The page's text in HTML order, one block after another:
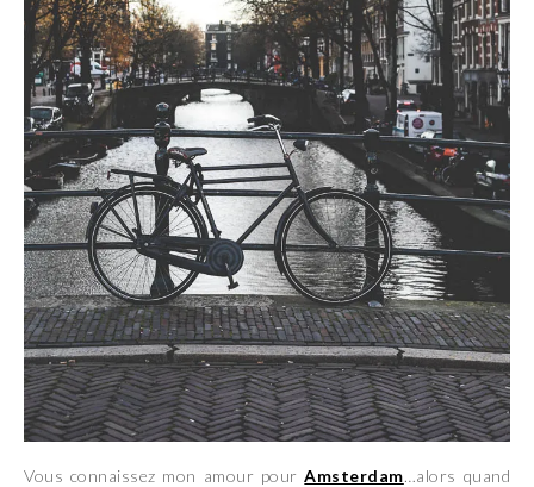
Vous connaissez mon amour pourAmsterdam…alors quand